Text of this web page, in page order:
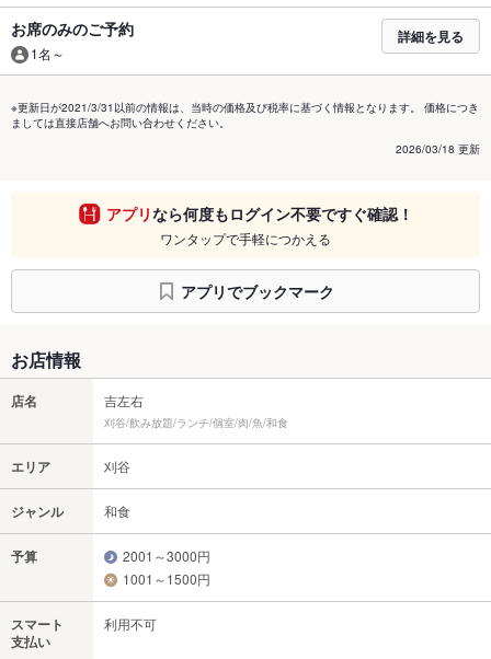
お席のみのご予約
1名～
詳細を見る
※更新日が2021/3/31以前の情報は、当時の価格及び税率に基づく情報となります。 価格につき
ましては直接店舗へお問い合わせください。
2026/03/18 更新
アプリなら何度もログイン不要ですぐ確認！
ワンタップで手軽につかえる
アプリでブックマーク
お店情報
店名 吉左右
刈谷/飲み放題/ランチ/個室/肉/魚/和食
エリア 刈谷
ジャンル 和食
予算
2001～3000円
1001～1500円
スマート
支払い
利用不可